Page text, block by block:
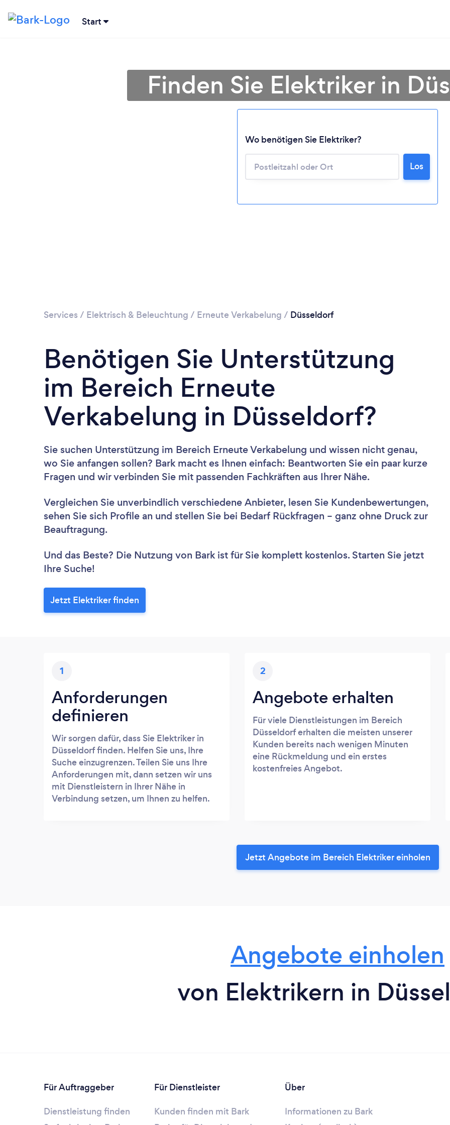
Start
Lädt ...
Bitte warten ...
Finden Sie Elektriker in
Wo benötigen Sie Elektriker?
Los
Services / Elektrisch & Beleuchtung / Erneute Verkabelung / Düsseldorf
Benötigen Sie Unterstützung
im Bereich Erneute
Verkabelung in Düsseldorf?
Sie suchen Unterstützung im Bereich Erneute Verkabelung und wissen nicht genau,
wo Sie anfangen sollen? Bark macht es Ihnen einfach: Beantworten Sie ein paar kurze
Fragen und wir verbinden Sie mit passenden Fachkräften aus Ihrer Nähe.
Vergleichen Sie unverbindlich verschiedene Anbieter, lesen Sie Kundenbewertungen,
sehen Sie sich Profile an und stellen Sie bei Bedarf Rückfragen – ganz ohne Druck zur
Beauftragung.
Und das Beste? Die Nutzung von Bark ist für Sie komplett kostenlos. Starten Sie jetzt
Ihre Suche!
Jetzt Elektriker finden
1
Anforderungen
definieren
Wir sorgen dafür, dass Sie Elektriker in
Düsseldorf finden. Helfen Sie uns, Ihre
Suche einzugrenzen. Teilen Sie uns Ihre
Anforderungen mit, dann setzen wir uns
mit Dienstleistern in Ihrer Nähe in
Verbindung setzen, um Ihnen zu helfen.
2
Angebote erhalten
Für viele Dienstleistungen im Bereich
Düsseldorf erhalten die meisten unserer
Kunden bereits nach wenigen Minuten
eine Rückmeldung und ein erstes
kostenfreies Angebot.
Jetzt Angebote im Bereich Elektriker einholen
Angebote einholen
von Elektrikern in
Für Auftraggeber
Dienstleistung finden
Für Dienstleister
Kunden finden mit Bark
Über
Informationen zu Bark